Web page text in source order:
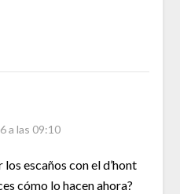
a las 09:10
los escaños con el d’hont
cómo lo hacen ahora?